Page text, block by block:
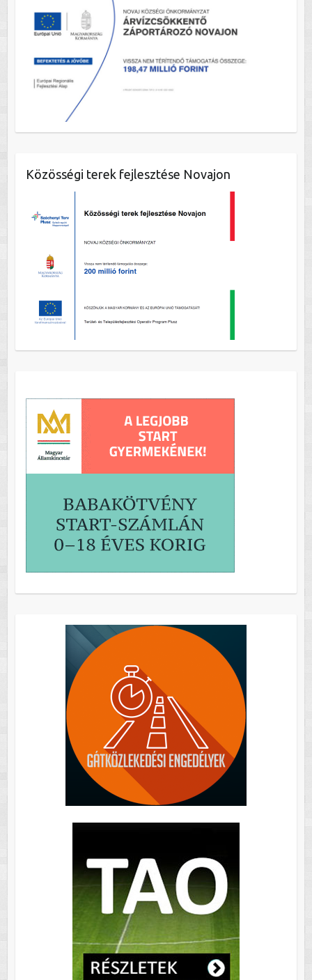
Közösségi terek fejlesztése Novajon